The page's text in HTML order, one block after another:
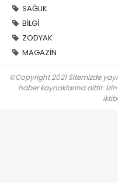
SAĞLIK
BİLGİ
ZODYAK
MAGAZİN
©Copyright 2021 Sitemizde
haber kaynaklarına aittir.